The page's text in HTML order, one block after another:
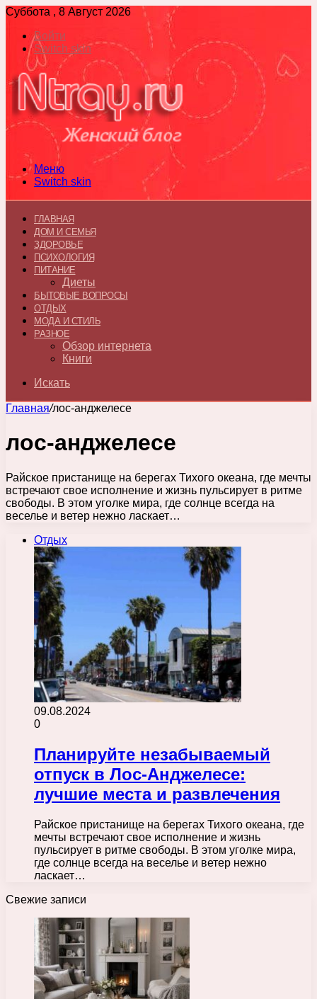
Суббота , 8 Август 2026
Войти
Switch skin
Меню
Switch skin
ГЛАВНАЯ
ДОМ И СЕМЬЯ
ЗДОРОВЬЕ
ПСИХОЛОГИЯ
ПИТАНИЕ
Диеты
БЫТОВЫЕ ВОПРОСЫ
ОТДЫХ
МОДА И СТИЛЬ
РАЗНОЕ
Обзор интернета
Книги
Искать
Главная/лос-анджелесе
лос-анджелесе
Райское пристанище на берегах Тихого океана, где мечты
встречают свое исполнение и жизнь пульсирует в ритме
свободы. В этом уголке мира, где солнце всегда на
веселье и ветер нежно ласкает…
Отдых
09.08.2024
0
Планируйте незабываемый
отпуск в Лос-Анджелесе:
лучшие места и развлечения
Райское пристанище на берегах Тихого океана, где
мечты встречают свое исполнение и жизнь
пульсирует в ритме свободы. В этом уголке мира,
где солнце всегда на веселье и ветер нежно
ласкает…
Свежие записи